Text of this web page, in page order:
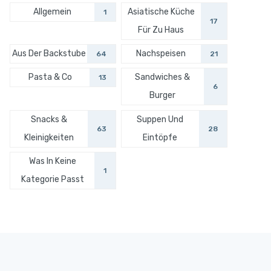
Allgemein 1
Asiatische Küche
Für Zu Haus
17
Aus Der Backstube 64 Nachspeisen 21
Pasta & Co 13
Sandwiches &
Burger
6
Snacks &
Kleinigkeiten
63
Suppen Und
Eintöpfe
28
Was In Keine
Kategorie Passt
1